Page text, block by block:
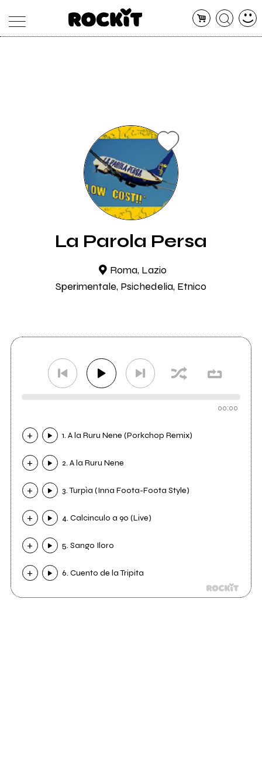
La Parola Persa
Roma, Lazio
Sperimentale, Psichedelia, Etnico
00:00
1. A la Ruru Nene (Porkchop Remix)
2. A la Ruru Nene
3. Turpìa (Inna Foota-Foota Style)
4. Calcinculo a 90 (Live)
5. Sango Iloro
6. Cuento de la Tripita